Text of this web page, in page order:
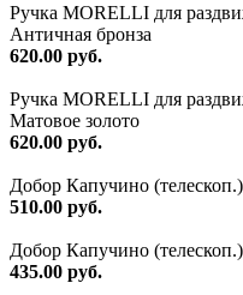
Ручка MORELLI для
Античная бронза
620.00 руб.
Ручка MORELLI для
Матовое золото
620.00 руб.
Добор Капучино
510.00 руб.
Добор Капучино
435.00 руб.